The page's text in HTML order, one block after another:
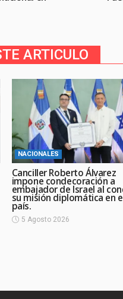
ARTICULO
NACIONALES
Canciller Roberto Álvarez
impone condecoración a
embajador de Israel al
su misión diplomática en
país.
5 Agosto 2026